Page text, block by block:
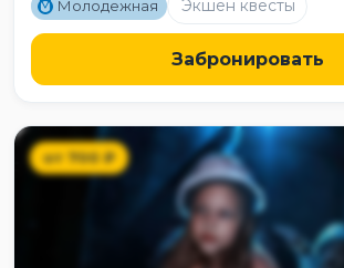
M Молодежная Экшен квесты
Забронировать
от 700₽